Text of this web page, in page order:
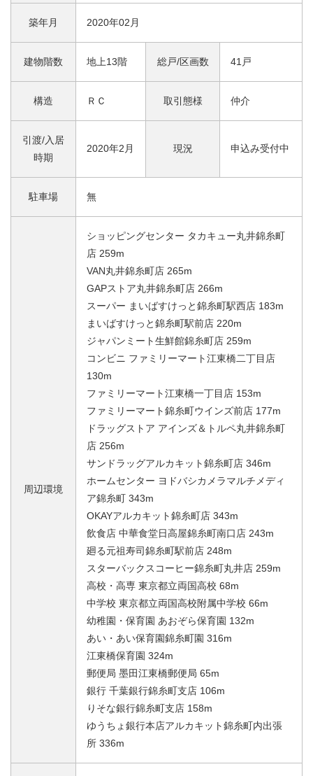
築年月 2020年02月
建物階数 地上13階 総戸/区画数 41戸
構造 ＲＣ 取引態様 仲介
引渡/入居
時期
2020年2月 現況 申込み受付中
駐車場 無
周辺環境
ショッピングセンター タカキュー丸井錦糸町
店 259m
VAN丸井錦糸町店 265m
GAPストア丸井錦糸町店 266m
スーパー まいばすけっと錦糸町駅西店 183m
まいばすけっと錦糸町駅前店 220m
ジャパンミート生鮮館錦糸町店 259m
コンビニ ファミリーマート江東橋二丁目店
130m
ファミリーマート江東橋一丁目店 153m
ファミリーマート錦糸町ウインズ前店 177m
ドラッグストア アインズ＆トルペ丸井錦糸町
店 256m
サンドラッグアルカキット錦糸町店 346m
ホームセンター ヨドバシカメラマルチメディ
ア錦糸町 343m
OKAYアルカキット錦糸町店 343m
飲食店 中華食堂日高屋錦糸町南口店 243m
廻る元祖寿司錦糸町駅前店 248m
スターバックスコーヒー錦糸町丸井店 259m
高校・高専 東京都立両国高校 68m
中学校 東京都立両国高校附属中学校 66m
幼稚園・保育園 あおぞら保育園 132m
あい・あい保育園錦糸町園 316m
江東橋保育園 324m
郵便局 墨田江東橋郵便局 65m
銀行 千葉銀行錦糸町支店 106m
りそな銀行錦糸町支店 158m
ゆうちょ銀行本店アルカキット錦糸町内出張
所 336m